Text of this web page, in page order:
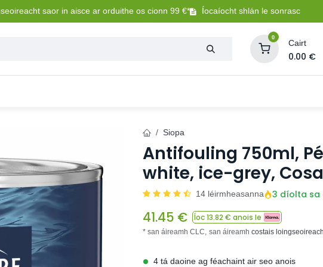
saor in aisce ar orduithe os cionn 99 €* Íocaíocht shlán le sonrasc
0
Cairt
0.00 €
Siopa
Antifouling 750ml,
white, ice-grey,
14 léirmheasanna 3 díolta sa
41.45 € Íoc13.82 € anois le
* san áireamh CLC, san áireamh costais
4 tá daoine ag féachaint air seo anois